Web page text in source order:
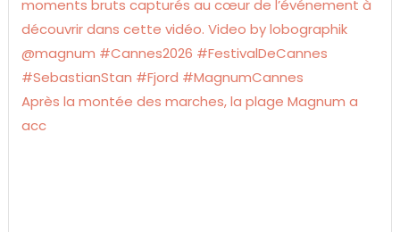
Après la montée des marches, la plage Magnum a
acc